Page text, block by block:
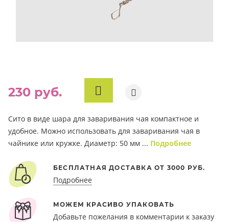
230 руб.
Сито в виде шара для заваривания чая компактное и
удобное. Можно использовать для заваривания чая в
чайнике или кружке. Диаметр: 50 мм ... Подробнее
БЕСПЛАТНАЯ ДОСТАВКА ОТ 3000 РУБ.
Подробнее
МОЖЕМ КРАСИВО УПАКОВАТЬ
Добавьте пожелания в комментарии к заказу